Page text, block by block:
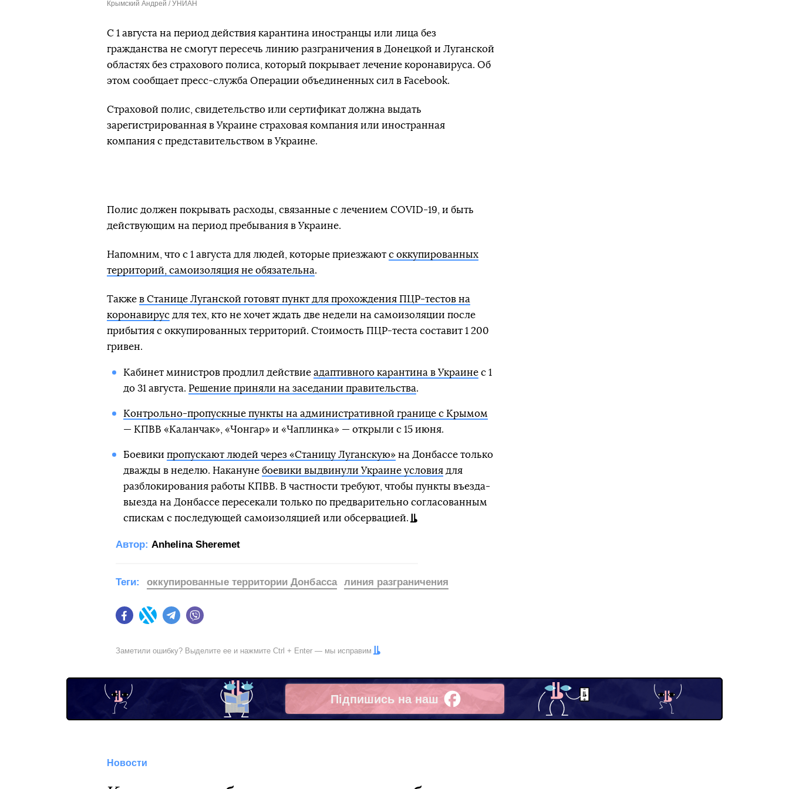
Крымский Андрей / УНИАН
С 1 августа на период действия карантина иностранцы или лица без
гражданства не смогут пересечь линию разграничения в Донецкой и Луганской
областях без страхового полиса, который покрывает лечение коронавируса. Об
этом сообщает пресс-служба Операции объединенных сил в Facebook.
Страховой полис, свидетельство или сертификат должна выдать
зарегистрированная в Украине страховая компания или иностранная
компания с представительством в Украине.
Полис должен покрывать расходы, связанные с лечением COVID-19, и быть
действующим на период пребывания в Украине.
Напомним, что с 1 августа для людей, которые приезжают с оккупированных
территорий, самоизоляция не обязательна.
Также в Станице Луганской готовят пункт для прохождения ПЦР-тестов на
коронавирус для тех, кто не хочет ждать две недели на самоизоляции после
прибытия с оккупированных территорий. Стоимость ПЦР-теста составит 1 200
гривен.
Кабинет министров продлил действие адаптивного карантина в Украинес 1
до 31 августа. Решение приняли на заседании правительства.
Контрольно-пропускные пункты на административной границе с Крымом
— КПВВ «Каланчак», «Чонгар» и «Чаплинка» — открыли с 15 июня.
Боевики пропускают людей через «Станицу Луганскую»на Донбассе только
дважды в неделю. Накануне боевики выдвинули Украине условиядля
разблокирования работы КПВВ. В частности требуют, чтобы пункты въезда-
выезда на Донбассе пересекали только по предварительно согласованным
спискам с последующей самоизоляцией или обсервацией.
Автор: Anhelina Sheremet
FacebookTwitter Telegram
Теги: оккупированные территории Донбасса линия разграничения
Заметили ошибку? Выделите ее и нажмите Ctrl + Enter — мы исправим
Підпишись на наш
Facebook
Новости